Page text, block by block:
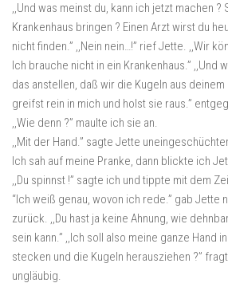
,,Und was meinst du, kann ich jetzt machen ?
Krankenhaus bringen ? Einen Arzt wirst du
nicht finden.” ,,Nein nein…!” rief Jette. ,,Wir
Ich brauche nicht in ein Krankenhaus.” ,,Und
das anstellen, daß wir die Kugeln aus deinem
greifst rein in mich und holst sie raus.”
,,Wie denn ?” maulte ich sie an.
,,Mit der Hand.” sagte Jette
Ich sah auf meine Pranke, dann blickte ich
,,Du spinnst !” sagte ich und tippte mit dem
“Ich weiß genau, wovon ich rede.” gab Jette
zurück. ,,Du hast ja keine Ahnung, wie
sein kann.” ,,Ich soll also meine ganze Hand
stecken und die Kugeln herausziehen ?”
ungläubig.